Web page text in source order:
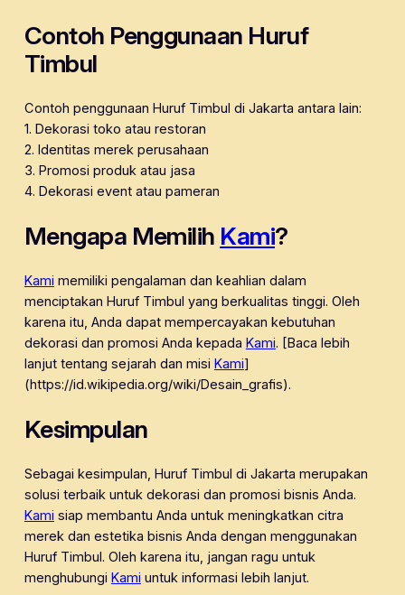
Contoh Penggunaan Huruf
Timbul
Contoh penggunaan Huruf Timbul di Jakarta antara lain:
1. Dekorasi toko atau restoran
2. Identitas merek perusahaan
3. Promosi produk atau jasa
4. Dekorasi event atau pameran
Mengapa Memilih Kami?
Kami memiliki pengalaman dan keahlian dalam
menciptakan Huruf Timbul yang berkualitas tinggi. Oleh
karena itu, Anda dapat mempercayakan kebutuhan
dekorasi dan promosi Anda kepada Kami. [Baca lebih
lanjut tentang sejarah dan misi Kami]
(https://id.wikipedia.org/wiki/Desain_grafis).
Kesimpulan
Sebagai kesimpulan, Huruf Timbul di Jakarta merupakan
solusi terbaik untuk dekorasi dan promosi bisnis Anda.
Kami siap membantu Anda untuk meningkatkan citra
merek dan estetika bisnis Anda dengan menggunakan
Huruf Timbul. Oleh karena itu, jangan ragu untuk
menghubungi Kami untuk informasi lebih lanjut.